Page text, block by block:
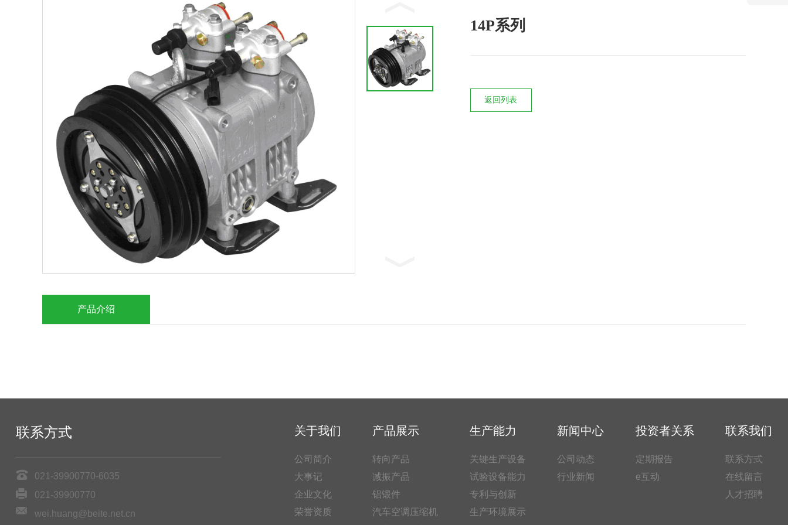
14P系列
返回列表
产品介绍
联系方式
021-39900770-6035
021-39900770
wei.huang@beite.net.cn
关于我们
公司简介
大事记
企业文化
荣誉资质
产品展示
转向产品
减振产品
铝锻件
汽车空调压缩机
生产能力
关键生产设备
试验设备能力
专利与创新
生产环境展示
新闻中心
公司动态
行业新闻
投资者关系
定期报告
e互动
联系我们
联系方式
在线留言
人才招聘